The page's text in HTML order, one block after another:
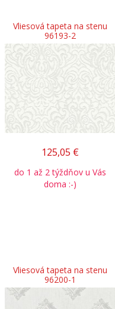
Vliesová tapeta na stenu
96193-2
125,05 €
do 1 až 2 týždňov u Vás
doma :-)
Vliesová tapeta na stenu
96200-1